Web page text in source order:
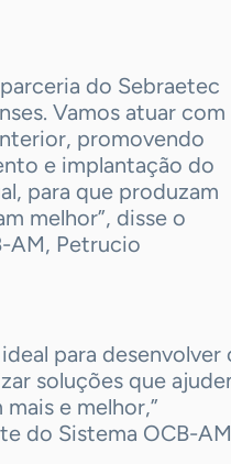
do Sebraetec
Vamos atuar com
promovendo
e implantação do
para que produzam
melhor”, disse o
AM, Petrucio
para desenvolver
soluções que
e melhor,”
do Sistema OCB-